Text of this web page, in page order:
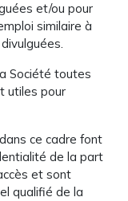
et/ou pour
similaire à
Société toutes
utiles pour
ce cadre font
de la part
et sont
qualifié de la